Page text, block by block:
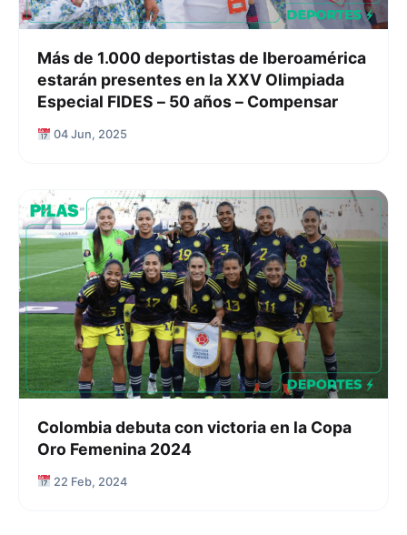
Más de 1.000 deportistas de Iberoamérica
estarán presentes en la XXV Olimpiada
Especial FIDES – 50 años – Compensar
04 Jun, 2025
Colombia debuta con victoria en la Copa
Oro Femenina 2024
22 Feb, 2024